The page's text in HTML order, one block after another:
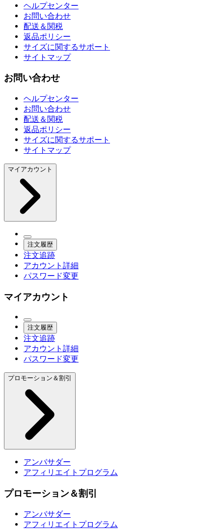
ヘルプセンター
お問い合わせ
配送＆関税
返品ポリシー
サイズに関するサポート
サイトマップ
お問い合わせ
ヘルプセンター
お問い合わせ
配送＆関税
返品ポリシー
サイズに関するサポート
サイトマップ
マイアカウント
注文履歴
注文追跡
アカウント詳細
パスワード変更
マイアカウント
注文履歴
注文追跡
アカウント詳細
パスワード変更
プロモーション＆割引
アンバサダー
アフィリエイトプログラム
プロモーション＆割引
アンバサダー
アフィリエイトプログラム